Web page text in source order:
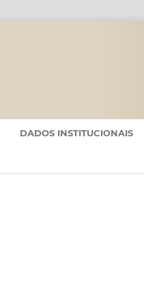
DADOS INSTITUCIONAIS